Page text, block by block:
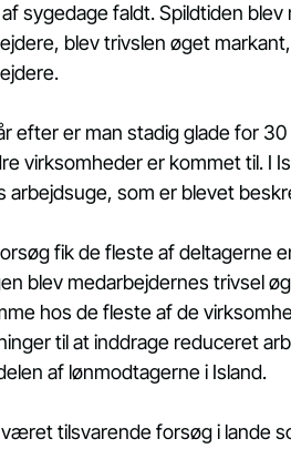
sygedage faldt. Spildtiden
blev trivslen øget
efter er man stadig glade for
virksomheder er kommet til. I
arbejdsuge, som er blevet
fik de fleste af deltagerne
blev medarbejdernes trivsel
hos de fleste af de
til at inddrage reduceret
af lønmodtagerne i Island.
tilsvarende forsøg i lande